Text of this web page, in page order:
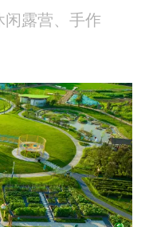
闲露营、手作